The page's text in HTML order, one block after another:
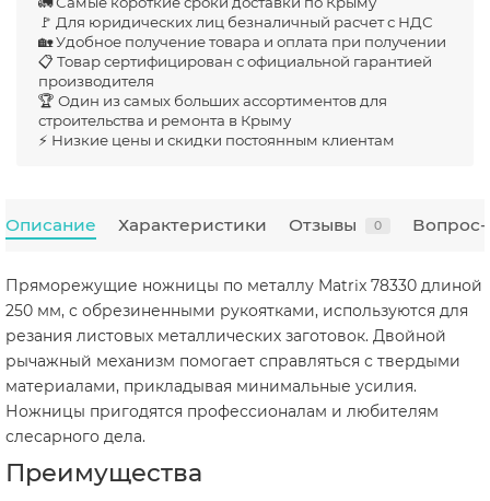
🚩 Для юридических лиц безналичный расчет с НДС
🏡 Удобное получение товара и оплата при получении
📋 Товар сертифицирован с официальной гарантией
производителя
🏆 Один из самых больших ассортиментов для
строительства и ремонта в Крыму
⚡ Низкие цены и скидки постоянным клиентам
Описание Характеристики Отзывы 0 Вопрос-
Пряморежущие ножницы по металлу Matrix 78330 длиной
250 мм, с обрезиненными рукоятками, используются для
резания листовых металлических заготовок. Двойной
рычажный механизм помогает справляться с твердыми
материалами, прикладывая минимальные усилия.
Ножницы пригодятся профессионалам и любителям
слесарного дела.
Преимущества